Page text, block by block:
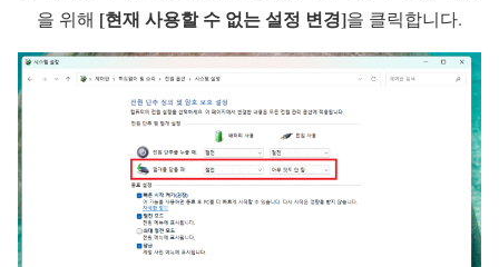
을 위해 [현재 사용할 수 없는 설정 변경]을 클릭합니다.